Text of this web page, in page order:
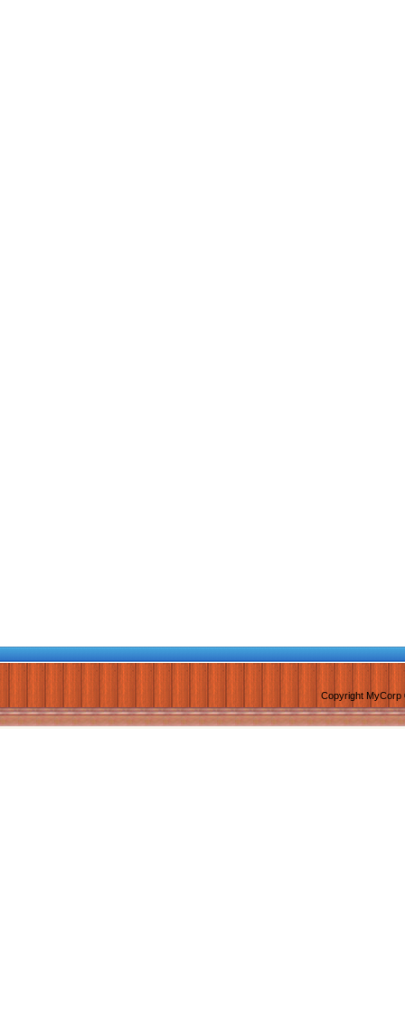
Copyright MyCorp